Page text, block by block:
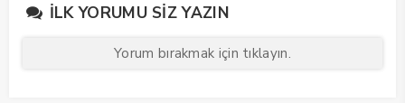
İLK YORUMU SIZ YAZIN
Yorum bırakmak için tıklayın.